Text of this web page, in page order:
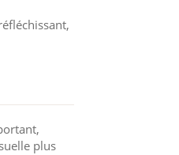
plus